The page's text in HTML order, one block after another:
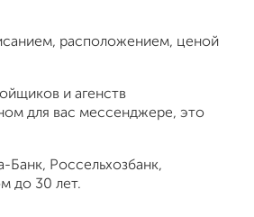
расположением, ценой
и агенств
для вас мессенджере, это
Банк, Россельхозбанк,
до 30 лет.